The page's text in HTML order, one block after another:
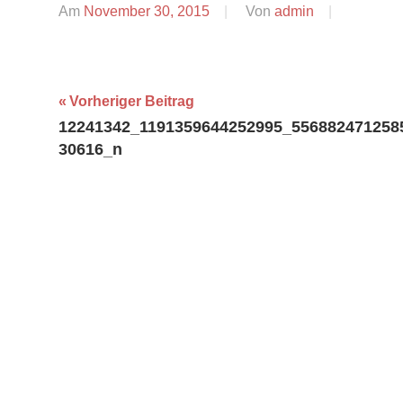
Am November 30, 2015 Von admin
Beitragsnavigation
Vorheriger Beitrag
30616_n